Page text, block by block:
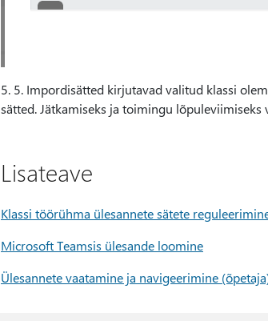
5. 5. Impordisätted kirjutavad valitud klassi
sätted. Jätkamiseks ja toimingu lõpuleviimiseks
Lisateave
Klassi töörühma ülesannete sätete
Microsoft Teamsis ülesande loomine
Ülesannete vaatamine ja navigeerimine